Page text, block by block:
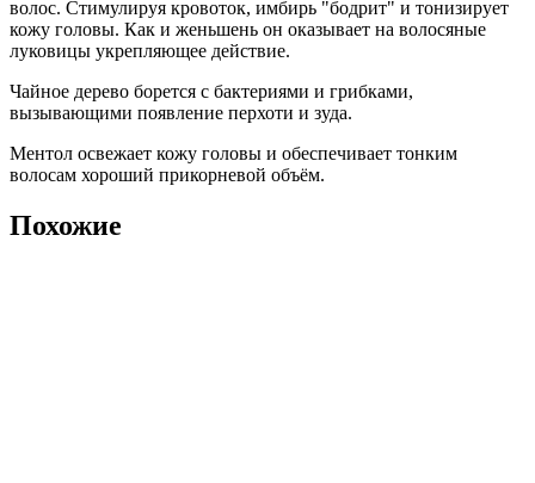
волос. Стимулируя кровоток, имбирь "бодрит" и тонизирует
кожу головы. Как и женьшень он оказывает на волосяные
луковицы укрепляющее действие.
Чайное дерево борется с бактериями и грибками,
вызывающими появление перхоти и зуда.
Ментол освежает кожу головы и обеспечивает тонким
волосам хороший прикорневой объём.
Похожие